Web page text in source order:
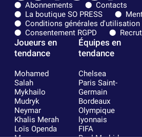
Abonnements
Contacts
La boutique SO PRESS
Conditions générales d'utilisation
Consentement RGPD
Joueurs en
tendance
Mohamed
Salah
Mykhailo
Mudryk
Neymar
Khalis Merah
Loïs Openda
Équipes en
tendance
Chelsea
Paris Saint-
Germain
Bordeaux
Olympique
lyonnais
FIFA